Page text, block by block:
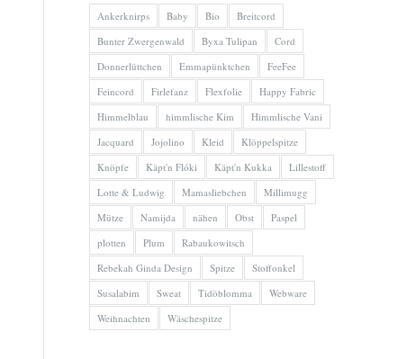
Ankerknirps Baby Bio
Breitcord
Bunter Zwergenwald
Byxa Tulipan
Cord
Donnerlüttchen
Emmapünktchen
FeeFee
Feincord
Firlefanz Flexfolie
Happy Fabric
Himmelblau
himmlische Kim
Himmlische Vani
Jacquard
Jojolino Kleid
Klöppelspitze
Knöpfe
Käpt'n Flóki Käpt'n Kukka
Lillestoff
Lotte & Ludwig
Mamasliebchen
Millimugg
Mütze
Namijda nähen Obst
Paspel
plotten
Plum
Rabaukowitsch
Rebekah Ginda Design
Spitze
Stoffonkel
Susalabim
Sweat Tidöblomma
Webware
Weihnachten
Wäschespitze